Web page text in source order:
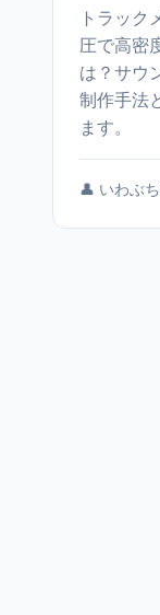
トラック
圧で高密
は？サウ
制作手法
ます。
👤 いわぶち